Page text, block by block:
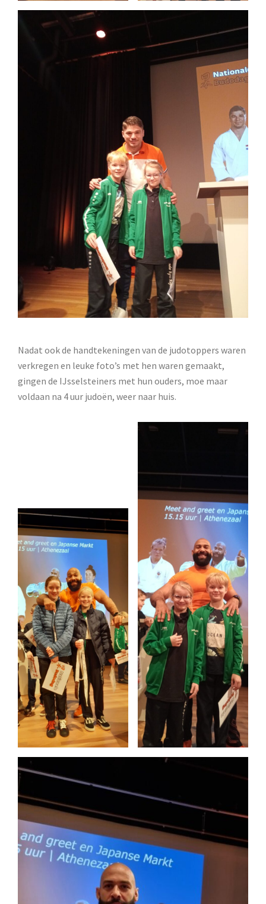
Nadat ook de handtekeningen van de judotoppers waren
verkregen en leuke foto’s met hen waren gemaakt,
gingen de IJsselsteiners met hun ouders, moe maar
voldaan na 4 uur judoën, weer naar huis.